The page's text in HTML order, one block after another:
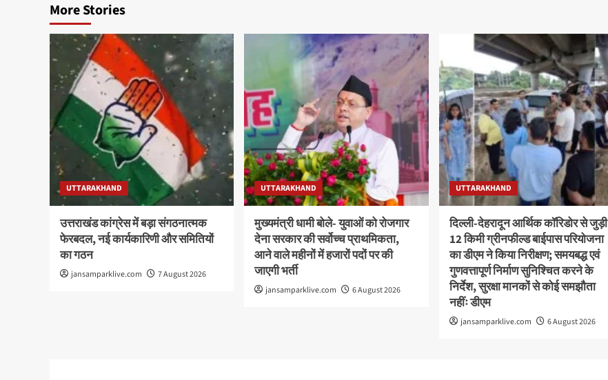
More Stories
UTTARAKHAND
उत्तराखंड कांग्रेस में बड़ा संगठनात्मक
फेरबदल, नई कार्यकारिणी और समितियों
का गठन
jansamparklive.com 7 August 2026
UTTARAKHAND
मुख्यमंत्री धामी बोले- युवाओं को रोजगार
देना सरकार की सर्वोच्च प्राथमिकता,
आने वाले महीनों में हजारों पदों पर की
जाएगी भर्ती
jansamparklive.com 6 August 2026
UTTARAKHAND
दिल्ली-देहरादून आर्थिक कॉरिडोर से जुड़ी
12 किमी ग्रीनफील्ड बाईपास परियोजना
का डीएम ने किया निरीक्षण; समयबद्ध एवं
गुणवत्तापूर्ण निर्माण सुनिश्चित करने के
निर्देश, सुरक्षा मानकों से कोई समझौता
नहींः डीएम
jansamparklive.com 6 August 2026